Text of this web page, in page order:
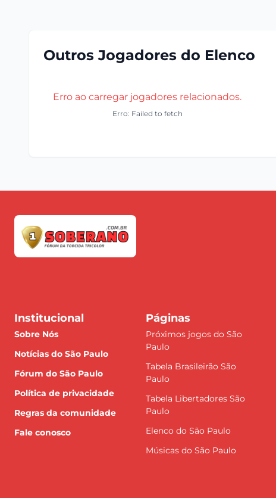
Outros Jogadores do Elenco
Erro ao carregar jogadores relacionados.
Erro: Failed to fetch
Institucional
Sobre Nós
Notícias do São Paulo
Fórum do São Paulo
Política de privacidade
Regras da comunidade
Fale conosco
Páginas
Próximos jogos do São
Paulo
Tabela Brasileirão São
Paulo
Tabela Libertadores São
Paulo
Elenco do São Paulo
Músicas do São Paulo